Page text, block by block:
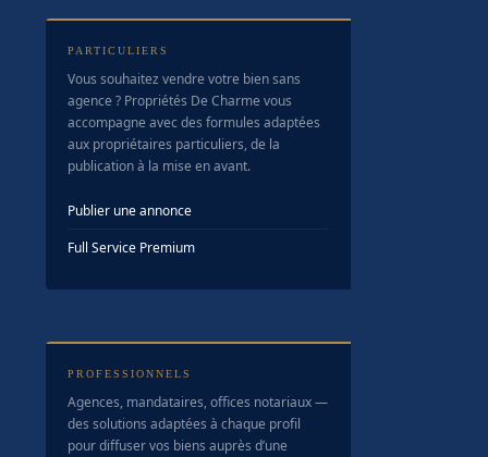
PARTICULIERS
Vous souhaitez vendre votre bien sans
agence ? Propriétés De Charme vous
accompagne avec des formules adaptées
aux propriétaires particuliers, de la
publication à la mise en avant.
Publier une annonce
Full Service Premium
PROFESSIONNELS
Agences, mandataires, offices notariaux —
des solutions adaptées à chaque profil
pour diffuser vos biens auprès d’une